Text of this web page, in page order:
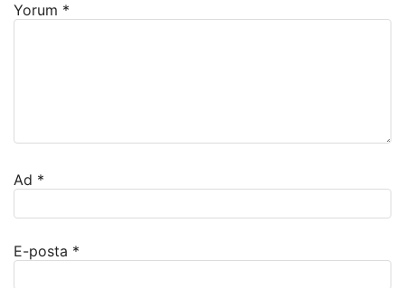
Yorum *
Ad *
E-posta *